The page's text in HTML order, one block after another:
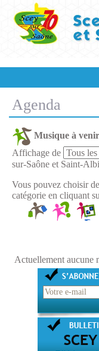
Agenda
Musique à venir
Affichage de
sur-Saône et Saint-
Vous pouvez choisir
catégorie en cliquant
Actuellement aucune